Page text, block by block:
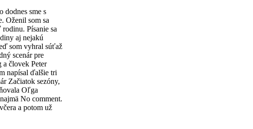
dodnes sme s
Oženil som sa
Písanie sa
aj nejakú
som vyhral súťaž
scenár pre
a človek Peter
napísal ďalšie tri
Začiatok sezóny,
Oľga
No comment.
a potom už